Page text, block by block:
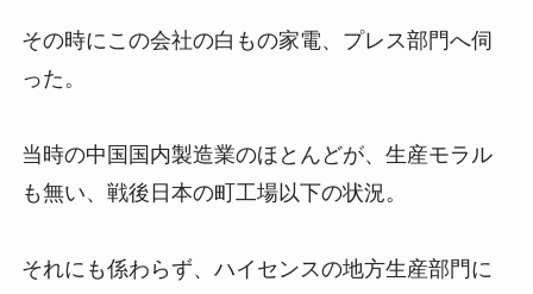
その時にこの会社の白もの家電、プレス部門へ伺
った。
当時の中国国内製造業のほとんどが、生産モラル
も無い、戦後日本の町工場以下の状況。
それにも係わらず、ハイセンスの地方生産部門に